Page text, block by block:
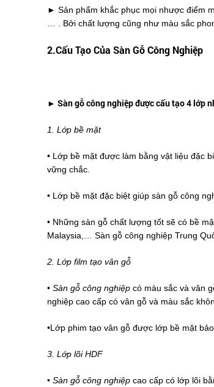
► Sản phẩm khắc phục mọi nhược điểm
… . Bởi chất lượng cũng như màu sắc
2.Cấu Tạo Của Sàn Gỗ Công Nghiệp
► Sàn gỗ công nghiệp được cấu tạo 4 lớp
1. Lớp bề mặt
• Lớp bề mặt được làm bằng vật liệu đặc
vững chắc.
• Lớp bề mặt đặc biệt giúp sàn gỗ công
• Những sàn gỗ chất lượng tốt sẽ có bề
Malaysia,… Sàn gỗ công nghiệp Trung
2. Lớp film tạo vân gỗ
• Sàn gỗ công nghiệp có màu sắc và vân
nghiệp cao cấp có vân gỗ và màu sắc
•Lớp phim tạo vân gỗ được lớp bề mặt
3. Lớp lõi HDF
• Sàn gỗ công nghiệp cao cấp có lớp lõi